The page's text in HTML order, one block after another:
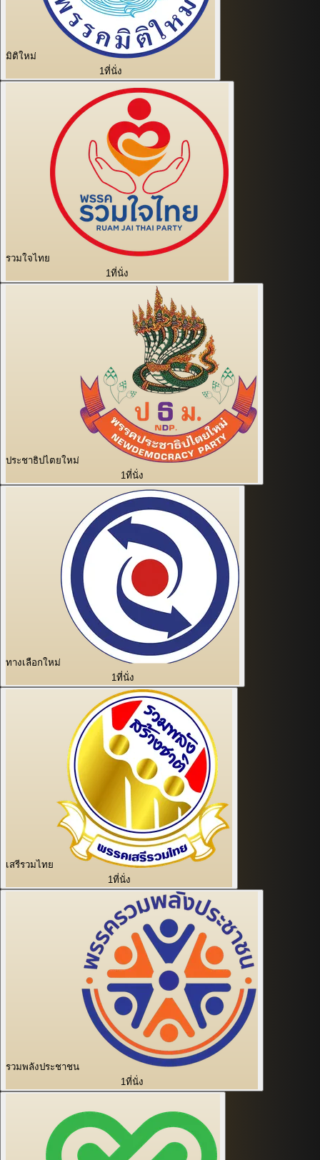
มิติใหม่
1ที่นั่ง
รวมใจไทย
1ที่นั่ง
ประชาธิปไตยใหม่
1ที่นั่ง
ทางเลือกใหม่
1ที่นั่ง
เสรีรวมไทย
1ที่นั่ง
รวมพลังประชาชน
1ที่นั่ง